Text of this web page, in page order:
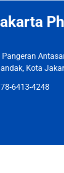
Kota
6413-4248